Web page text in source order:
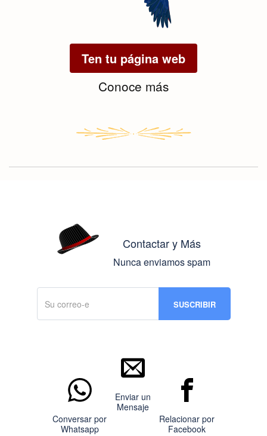
Ten tu página web
Conoce más
Contactar y Más
Nunca enviamos spam
Conversar por
Whatsapp
Enviar un
Mensaje
Relacionar por
Facebook